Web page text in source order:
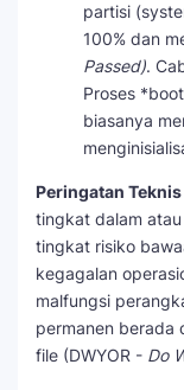
partisi
100% dan
Passed).
Proses
biasanya
Peringatan
tingkat dalam
tingkat risiko
kegagalan
malfungsi
permanen berada
file (DWYOR - Do